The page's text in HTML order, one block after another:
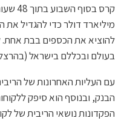
מיליארד דולר כדי להגדיל את
להוציא את הכספים בבת אחת.
בעולם ובכללם בישראל
עם העליות האחרונות של
הפקדונות נושאי הריבית של